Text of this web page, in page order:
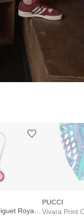
Ürünü istek listesine ekle veya listeden çıkar
PUCCI